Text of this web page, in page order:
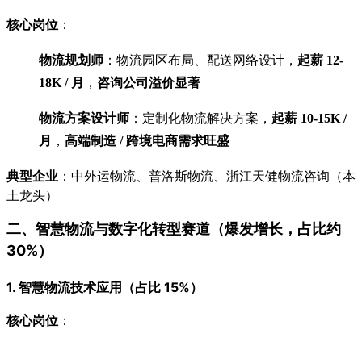
核心岗位 ：
物流规划师 ：物流园区布局、配送网络设计， 起薪 12-
18K / 月
， 咨询公司溢价显著
物流方案设计师 ：定制化物流解决方案， 起薪 10-15K /
月
， 高端制造 / 跨境电商需求旺盛
典型企业 ：中外运物流、普洛斯物流、浙江天健物流咨询（本
土龙头）
二、智慧物流与数字化转型赛道（爆发增长，占比约
30%）
1. 智慧物流技术应用（占比 15%）
核心岗位 ：